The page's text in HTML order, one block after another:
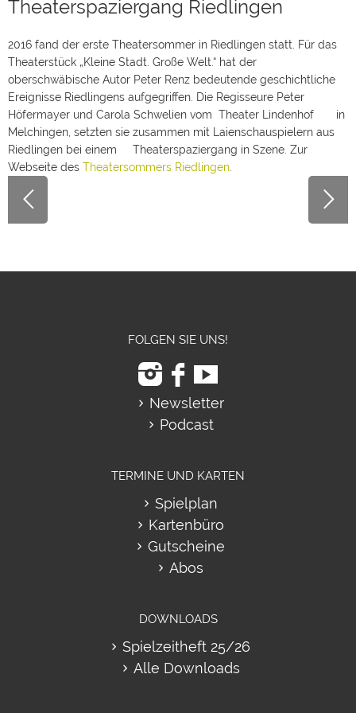
Theaterspaziergang Riedlingen
2016 fand der erste Theatersommer in Riedlingen statt. Für das
Theaterstück „Kleine Stadt. Große Welt.“ hat der
oberschwäbische Autor Peter Renz bedeutende geschichtliche
Ereignisse Riedlingens aufgegriffen. Die Regisseure Peter
Höfermayer und Carola Schwelien vom Theater Lindenhof in
Melchingen, setzten sie zusammen mit Laienschauspielern aus
Riedlingen bei einem Theaterspaziergang in Szene. Zur
Webseite des Theatersommers Riedlingen
2016 fand der erste Theatersommer in Riedlingen statt. Für
das Theaterstück „Kleine Stadt. Große Welt.“ hat der
oberschwäbische Autor Peter Renz bedeutende
geschichtliche Ereignisse Riedlingens aufgegriffen. Die
Regisseure Peter Höfermayer und Carola Schwelien vom
Theater Lindenhof in Melchingen, setzten sie zusammen
mit Laienschauspielern aus Riedlingen bei einem
Theaterspaziergang in Szene. Zur Webseite des
Theatersommers Riedlingen.[/vc_column_text][post_slider
crop="yes" lightbox="no" auto="yes" speed="800"
pause="5000" mode="fade" width="200" height="200"]
[/vc_column][/vc_row]
FOLGEN SIE UNS!
Newsletter
Podcast
TERMINE UND KARTEN
Spielplan
Kartenbüro
Gutscheine
Abos
DOWNLOADS
Spielzeitheft 25/26
Alle Downloads